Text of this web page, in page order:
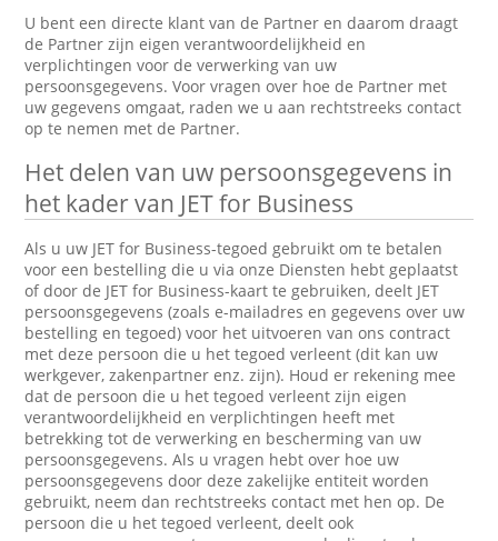
U bent een directe klant van de Partner en daarom draagt
de Partner zijn eigen verantwoordelijkheid en
verplichtingen voor de verwerking van uw
persoonsgegevens. Voor vragen over hoe de Partner met
uw gegevens omgaat, raden we u aan rechtstreeks contact
op te nemen met de Partner.
Het delen van uw persoonsgegevens in
het kader van JET for Business
Als u uw JET for Business-tegoed gebruikt om te betalen
voor een bestelling die u via onze Diensten hebt geplaatst
of door de JET for Business-kaart te gebruiken, deelt JET
persoonsgegevens (zoals e-mailadres en gegevens over uw
bestelling en tegoed) voor het uitvoeren van ons contract
met deze persoon die u het tegoed verleent (dit kan uw
werkgever, zakenpartner enz. zijn). Houd er rekening mee
dat de persoon die u het tegoed verleent zijn eigen
verantwoordelijkheid en verplichtingen heeft met
betrekking tot de verwerking en bescherming van uw
persoonsgegevens. Als u vragen hebt over hoe uw
persoonsgegevens door deze zakelijke entiteit worden
gebruikt, neem dan rechtstreeks contact met hen op. De
persoon die u het tegoed verleent, deelt ook